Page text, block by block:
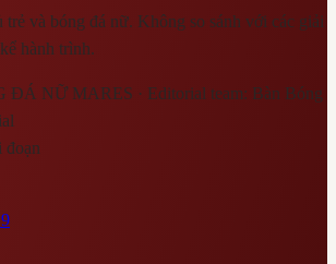
trẻ và bóng đá nữ. Không so sánh với các giải
hành trình.
ĐÁ NỮ MARES · Editorial team: Bàn Bóng
đoạn